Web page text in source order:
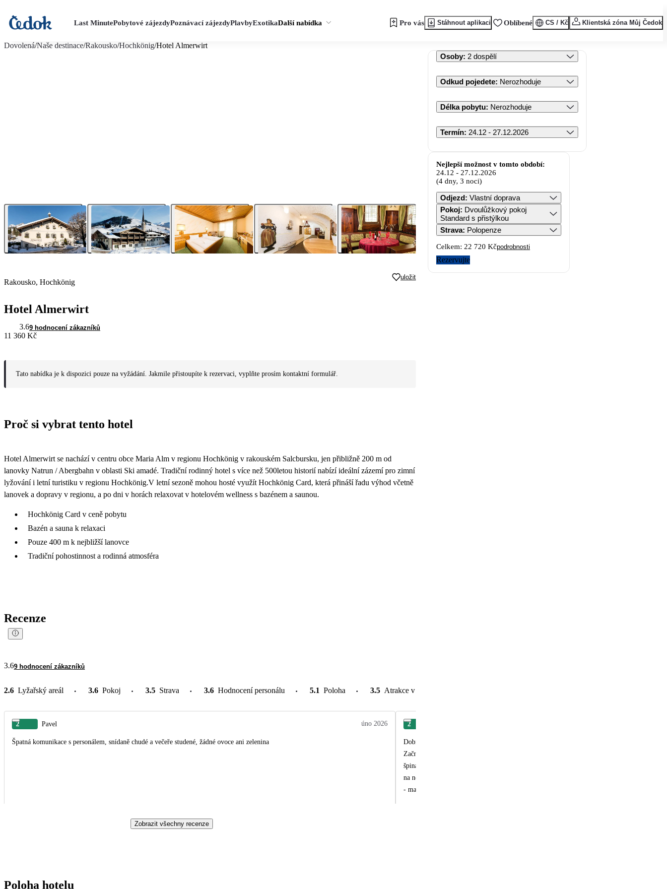
Last MinutePobytové zájezdyPoznávací zájezdyPlavbyExotikaDalší nabídka Pro vás Stáhnout aplikaci Oblíbené CS / Kč Klientská zóna Můj Čedok
Dovolená/Naše destinace/Rakousko/Hochkönig/Hotel Almerwirt
Rakousko, Hochkönig
uložit
Hotel Almerwirt
3.69 hodnocení zákazníků
11 360 Kč
Tato nabídka je k dispozici pouze na vyžádání. Jakmile přistoupíte k rezervaci, vyplňte prosím kontaktní formulář.
Proč si vybrat tento hotel
Hotel Almerwirt se nachází v centru obce Maria Alm v regionu Hochkönig v rakouském Salcbursku, jen přibližně 200 m od
lanovky Natrun / Abergbahn v oblasti Ski amadé. Tradiční rodinný hotel s více než 500letou historií nabízí ideální zázemí pro zimní
lyžování i letní turistiku v regionu Hochkönig.V letní sezoně mohou hosté využít Hochkönig Card, která přináší řadu výhod včetně
lanovek a dopravy v regionu, a po dni v horách relaxovat v hotelovém wellness s bazénem a saunou.
Hochkönig Card v ceně pobytu
Bazén a sauna k relaxaci
Pouze 400 m k nejbližší lanovce
Tradiční pohostinnost a rodinná atmosféra
Recenze
3.69 hodnocení zákazníků
2.6 Lyžařský areál 3.6 Pokoj 3.5 Strava 3.6 Hodnocení personálu 5.1 Poloha 3.5 Atrakce v okolí
2 Pavel úno 2026
Špatná komunikace s personálem, snídaně chudé a večeře studené, žádné ovoce ani zelenina
2
Dobrý den, Nepatřím mezi osoby, které musí davat recenze, ale tady Vam to napsat musím, ať nemáte víc nespokojených zákazníků.
Začnu tím dobrým... - poloha hotelu je kousek od stanice - relativně jsme měli hezký výhled z pokoje Negativní -
špinavý koberec - připravili jen 2 postele místo 3 - jako třetí postel nám připravili rozkládací
na něm nedalo pořádně spát jak byl křivý a hrbolatý - skříň se nedala pořádně otevírat a
- matrace byly prolezene - pan majitel nebyl moc vstřícný, ve chvíli kdy jsem začala
Zobrazit všechny recenze
Poloha hotelu
Osoby: 2 dospělí
Odkud pojedete: Nerozhoduje
Délka pobytu: Nerozhoduje
Termín: 24.12 - 27.12.2026
Nejlepší možnost v tomto období:
24.12 - 27.12.2026
(4 dny, 3 noci)
Odjezd: Vlastní doprava
Pokoj: Dvoulůžkový pokoj
Standard s přistýlkou
Strava: Polopenze
Celkem: 22 720 Kčpodrobnosti
Rezervujte